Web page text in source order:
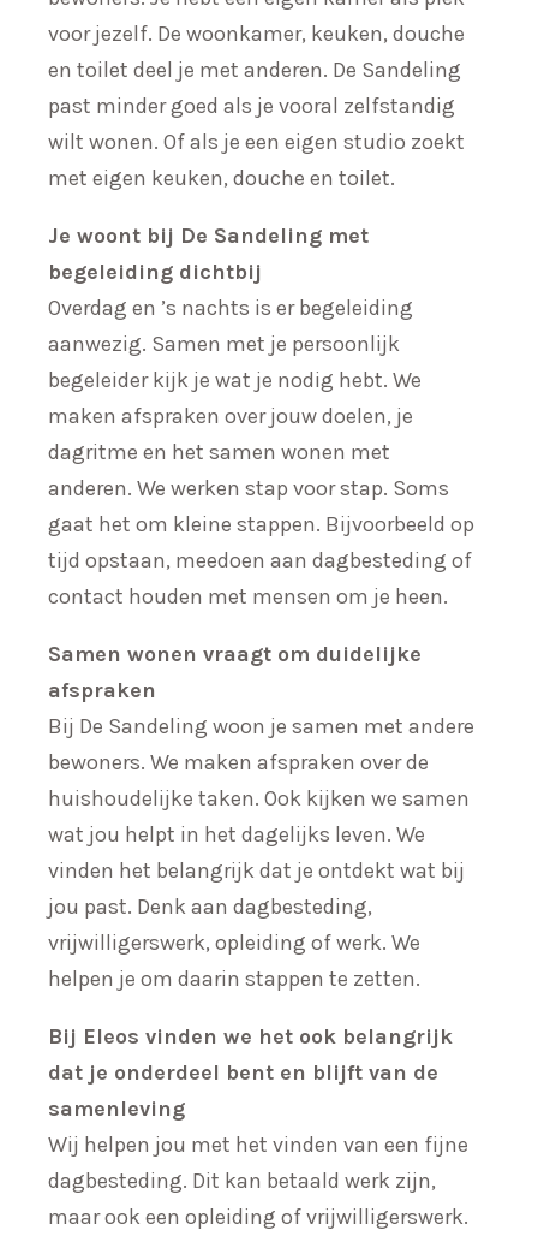
voor jezelf. De woonkamer, keuken, douche
en toilet deel je met anderen. De Sandeling
past minder goed als je vooral zelfstandig
wilt wonen. Of als je een eigen studio zoekt
met eigen keuken, douche en toilet.
Je woont bij De Sandeling met
begeleiding dichtbij
Overdag en ’s nachts is er begeleiding
aanwezig. Samen met je persoonlijk
begeleider kijk je wat je nodig hebt. We
maken afspraken over jouw doelen, je
dagritme en het samen wonen met
anderen. We werken stap voor stap. Soms
gaat het om kleine stappen. Bijvoorbeeld op
tijd opstaan, meedoen aan dagbesteding of
contact houden met mensen om je heen.
Samen wonen vraagt om duidelijke
afspraken
Bij De Sandeling woon je samen met andere
bewoners. We maken afspraken over de
huishoudelijke taken. Ook kijken we samen
wat jou helpt in het dagelijks leven. We
vinden het belangrijk dat je ontdekt wat bij
jou past. Denk aan dagbesteding,
vrijwilligerswerk, opleiding of werk. We
helpen je om daarin stappen te zetten.
Bij Eleos vinden we het ook belangrijk
dat je onderdeel bent en blijft van de
samenleving
Wij helpen jou met het vinden van een fijne
dagbesteding. Dit kan betaald werk zijn,
maar ook een opleiding of vrijwilligerswerk.